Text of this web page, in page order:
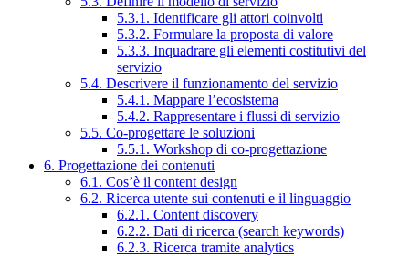
5.3.1. Identificare gli attori coinvolti
5.3.2. Formulare la proposta di valore
5.3.3. Inquadrare gli elementi costitutivi del
servizio
5.4. Descrivere il funzionamento del servizio
5.4.1. Mappare l’ecosistema
5.4.2. Rappresentare i flussi di servizio
5.5. Co-progettare le soluzioni
5.5.1. Workshop di co-progettazione
6. Progettazione dei contenuti
6.1. Cos’è il content design
6.2. Ricerca utente sui contenuti e il linguaggio
6.2.1. Content discovery
6.2.2. Dati di ricerca (search keywords)
6.2.3. Ricerca tramite analytics